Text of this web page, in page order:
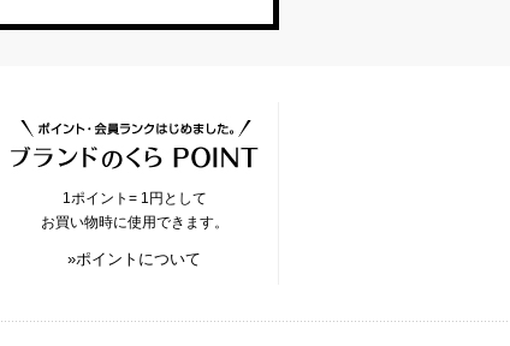
1ポイント= 1円として
お買い物時に使用できます。
»ポイントについて